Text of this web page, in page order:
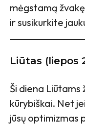
mėgstamą
ir susikurkite
Liūtas (liepos
Ši diena
kūrybiškai. Net
jūsų optimizmas